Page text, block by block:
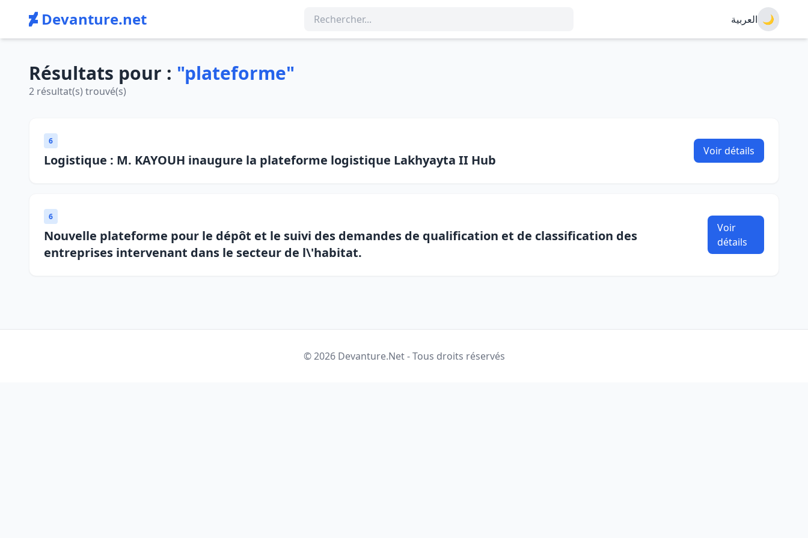
Devanture.net العربية 🌙
Résultats pour : "plateforme"
2 résultat(s) trouvé(s)
6
Logistique : M. KAYOUH inaugure la plateforme logistique Lakhyayta II Hub
Voir détails
6
Nouvelle plateforme pour le dépôt et le suivi des demandes de qualification et de classification des
entreprises intervenant dans le secteur de l\'habitat.
Voir
détails
© 2026 Devanture.Net - Tous droits réservés